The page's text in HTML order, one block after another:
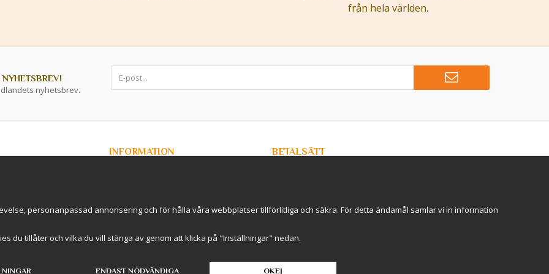
från hela världen.
nyhetsbrev.
i
INFORMATION
International Shipping
BETALSÄTT
personanpassad annonsering och för hålla våra webbplatser tillförlitliga och säkra. För detta ändamål samlar vi in information
du tillåter och vilka du vill stänga av genom att klicka på "Inställningar" nedan.
ENDAST NÖDVÄNDIGA OKEJ